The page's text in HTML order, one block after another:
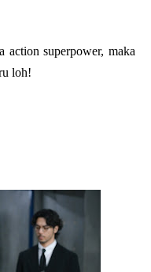
action superpower, maka
loh!